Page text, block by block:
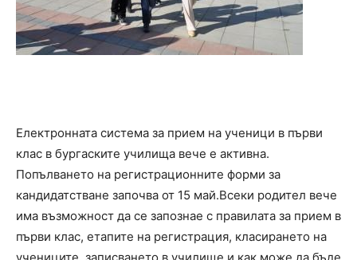
Електронната система за прием на ученици в първи
клас в бургаските училища вече е активна.
Попълването на регистрационните форми за
кандидатстване започва от 15 май.Всеки родител вече
има възможност да се запознае с правилата за прием в
първи клас, етапите на регистрация, класирането на